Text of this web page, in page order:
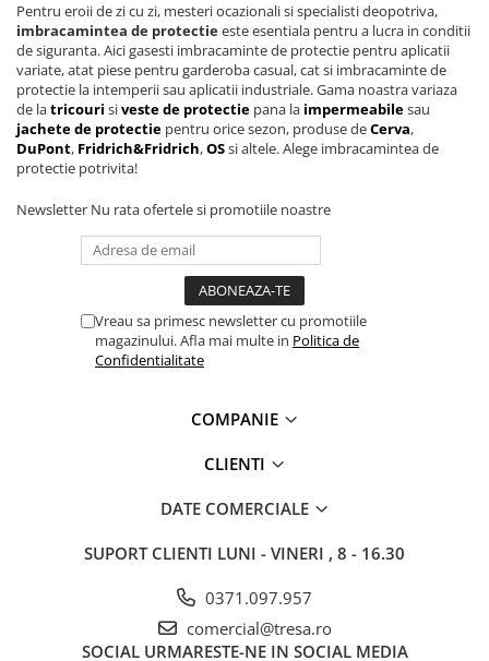
Protecție respiratorie de unică
folosință
Măști integrale reutilizabile
Semi-măști reutilizabile
Filtre
Accesorii protectie respiratorie
LUCRU LA ÎNĂLȚIME
Centuri și hamuri
Dispozitive de ancorare și
Sisteme stationare | Linia vietii
Dispozitive de salvare
Servicii verificare echipamente
ARTICOLE TEHNICE SI PRIM AJUTOR
DETECTIE SI SEMNALIZARE
UNICĂ FOLOSINȚĂ
Pentru eroii de zi cu zi, mesteri ocazionali si specialisti deopotriva,
imbracamintea de protectieeste esentiala pentru a lucra in conditii
de siguranta. Aici gasesti imbracaminte de protectie pentru aplicatii
variate, atat piese pentru garderoba casual, cat si imbracaminte de
protectie la intemperii sau aplicatii industriale. Gama noastra variaza
de latricouri siveste de protectie pana la impermeabilesau
jachete de protectie pentru orice sezon, produse deCerva,
DuPont, Fridrich&Fridrich,OSsi altele. Alege imbracamintea de
protectie potrivita!
Newsletter Nu rata ofertele si promotiile noastre
Vreau sa primesc newsletter cu promotiile
magazinului. Afla mai multe in Politica de
Confidentialitate
COMPANIE
CLIENTI
DATE COMERCIALE
SUPORT CLIENTI LUNI - VINERI , 8 - 16.30
0371.097.957
comercial@tresa.ro
SOCIAL URMARESTE-NE IN SOCIAL MEDIA